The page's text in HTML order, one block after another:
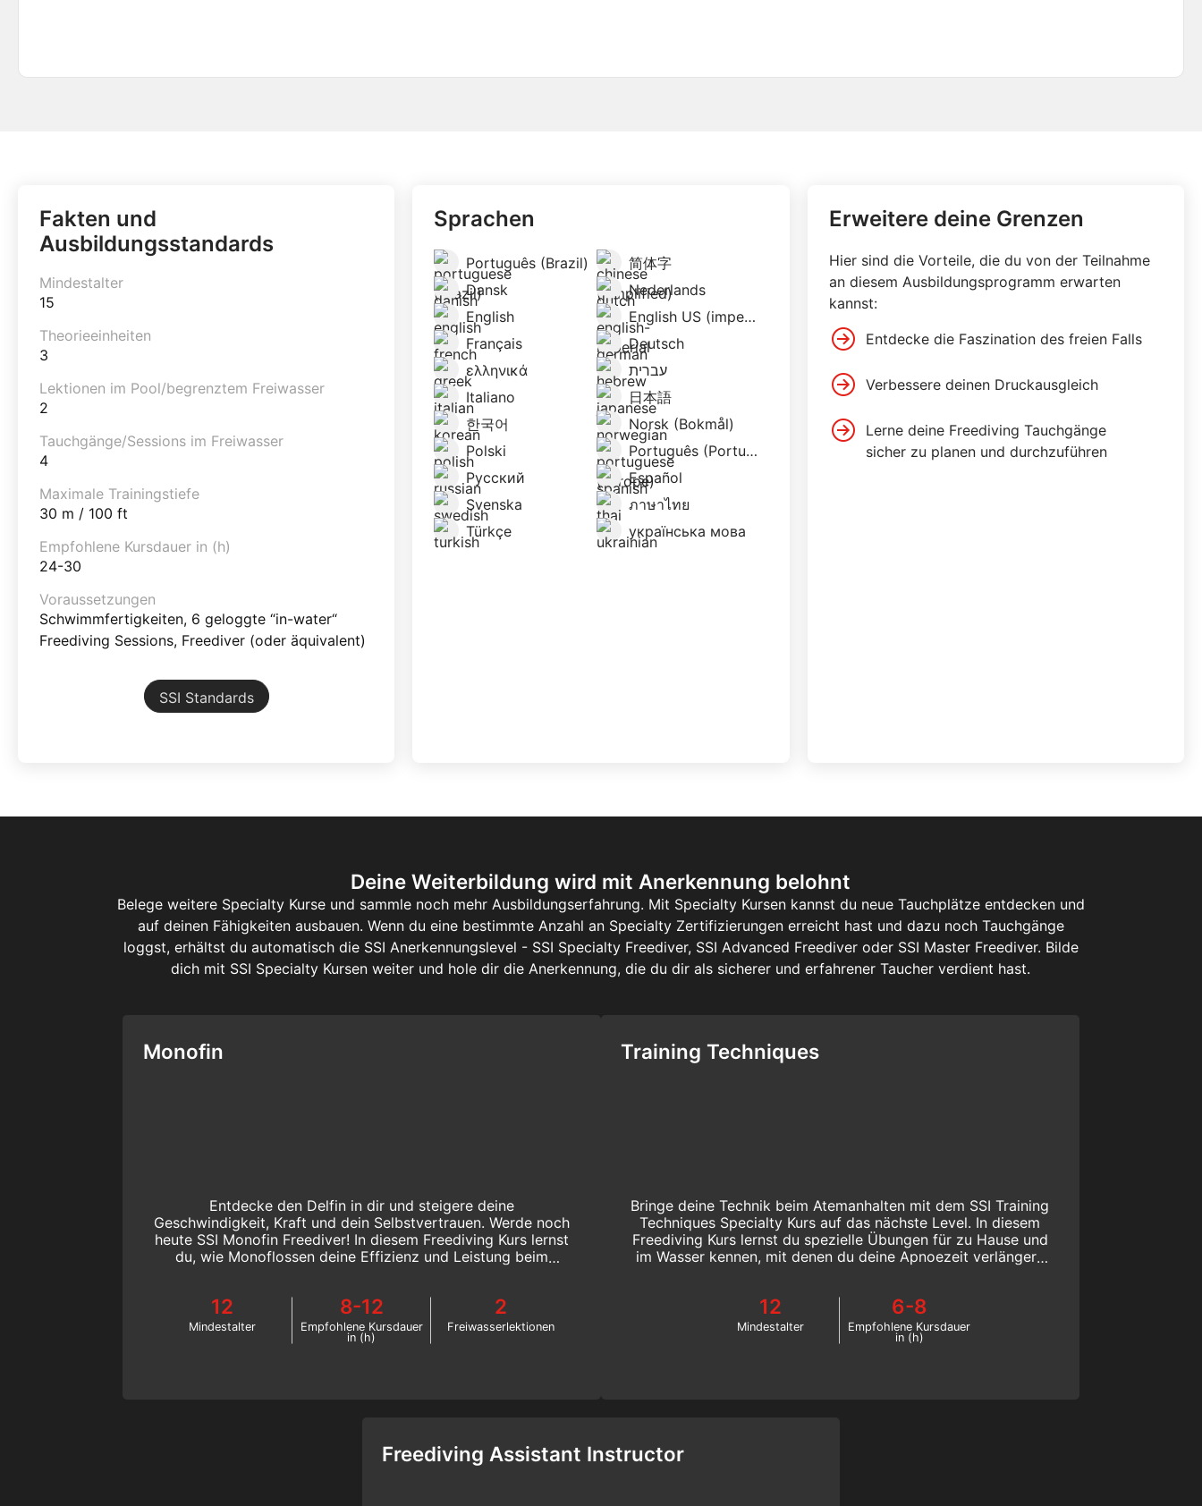
Fakten und
Ausbildungsstandards
Mindestalter
15
Theorieeinheiten
3
Lektionen im Pool/begrenztem Freiwasser
2
Tauchgänge/Sessions im Freiwasser
4
Maximale Trainingstiefe
30 m / 100 ft
Empfohlene Kursdauer in (h)
24-30
Voraussetzungen
Schwimmfertigkeiten, 6 geloggte “in-water“
Freediving Sessions, Freediver (oder äquivalent)
SSI Standards
Sprachen
Português (Brazil)
简体字
Dansk
Nederlands
English
English US (imperial)
Français
Deutsch
ελληνικά
עברית
Italiano
日本語
한국어
Norsk (Bokmål)
Polski
Português (Portugal)
Русский
Español
Svenska
ภาษาไทย
Türkçe
українська мова
Erweitere deine Grenzen
Hier sind die Vorteile, die du von der Teilnahme
an diesem Ausbildungsprogramm erwarten
kannst:
Entdecke die Faszination des freien Falls
Verbessere deinen Druckausgleich
Lerne deine Freediving Tauchgänge
sicher zu planen und durchzuführen
Deine Weiterbildung wird mit Anerkennung belohnt
Belege weitere Specialty Kurse und sammle noch mehr Ausbildungserfahrung. Mit Specialty Kursen kannst du neue Tauchplätze entdecken und
auf deinen Fähigkeiten ausbauen. Wenn du eine bestimmte Anzahl an Specialty Zertifizierungen erreicht hast und dazu noch Tauchgänge
loggst, erhältst du automatisch die SSI Anerkennungslevel - SSI Specialty Freediver, SSI Advanced Freediver oder SSI Master Freediver. Bilde
dich mit SSI Specialty Kursen weiter und hole dir die Anerkennung, die du dir als sicherer und erfahrener Taucher verdient hast.
Monofin
Entdecke den Delfin in dir und steigere deine
Geschwindigkeit, Kraft und dein Selbstvertrauen. Werde noch
heute SSI Monofin Freediver! In diesem Freediving Kurs lernst
du, wie Monoflossen deine Effizienz und Leistung beim
12
Mindestalter
8-12
Empfohlene Kursdauer
in (h)
2
Freiwasserlektionen
Training Techniques
Bringe deine Technik beim Atemanhalten mit dem SSI Training
Techniques Specialty Kurs auf das nächste Level. In diesem
Freediving Kurs lernst du spezielle Übungen für zu Hause und
im Wasser kennen, mit denen du deine Apnoezeit verlängern
12
Mindestalter
6-8
Empfohlene Kursdauer
in (h)
Freediving Assistant Instructor